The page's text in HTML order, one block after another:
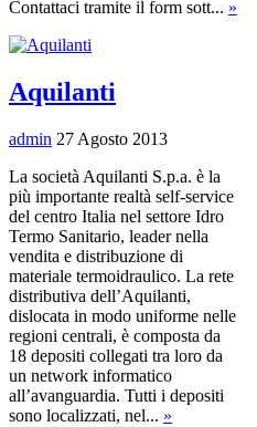
Contattaci tramite il form sott... »
Aquilanti
admin 27 Agosto 2013
La società Aquilanti S.p.a. è la
più importante realtà self-service
del centro Italia nel settore Idro
Termo Sanitario, leader nella
vendita e distribuzione di
materiale termoidraulico. La rete
distributiva dell’Aquilanti,
dislocata in modo uniforme nelle
regioni centrali, è composta da
18 depositi collegati tra loro da
un network informatico
all’avanguardia. Tutti i depositi
sono localizzati, nel... »